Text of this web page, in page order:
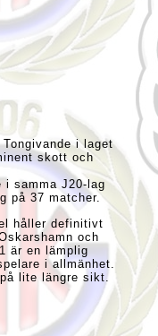
i laget
skott och
i samma J20-lag
på 37 matcher.
håller definitivt
i Oskarshamn och
är en lämplig
i allmänhet.
lite längre sikt.